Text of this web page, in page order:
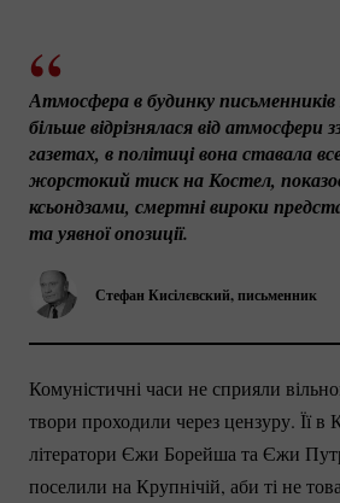
Стефан Кисілєвский, письменник
Атмосфера в будинку
більше відрізнялася від атмосфери
газетах, в політиці вона ставала
жорстокий тиск на Костел,
ксьондзами, смертні вироки
та уявної опозиції.
Комуністичні часи не сприяли
твори проходили через цензуру. Її в
літератори Єжи Борейша та Єжи
поселили на Крупнічій, аби ті не